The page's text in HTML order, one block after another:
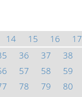
14 15 16 17
36 37 38
57 58 59
78 79 80